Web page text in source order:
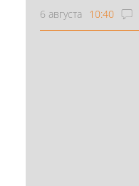
6 августа 10:40